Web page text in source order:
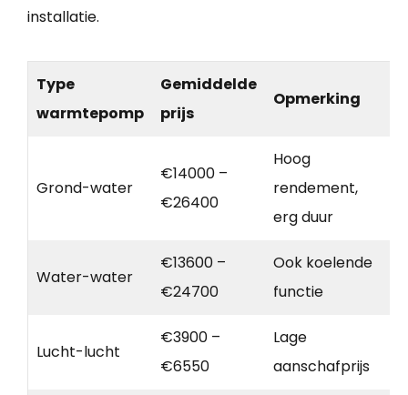
installatie.
Type
warmtepomp
Gemiddelde
prijs
Opmerking
Grond-water
€14000 –
€26400
Hoog
rendement,
erg duur
Water-water
€13600 –
€24700
Ook koelende
functie
Lucht-lucht
€3900 –
€6550
Lage
aanschafprijs